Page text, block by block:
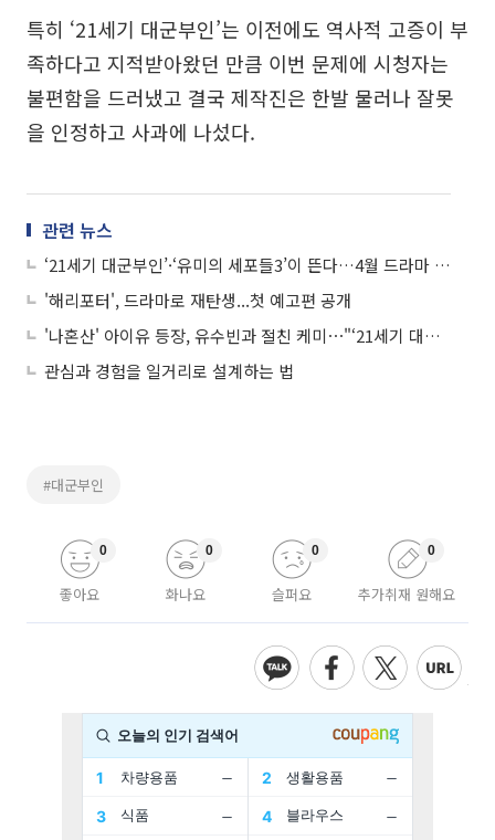
특히 ‘21세기 대군부인’는 이전에도 역사적 고증이 부
족하다고 지적받아왔던 만큼 이번 문제에 시청자는
불편함을 드러냈고 결국 제작진은 한발 물러나 잘못
을 인정하고 사과에 나섰다.
관련 뉴스
‘21세기 대군부인’·‘유미의 세포들3’이 뜬다…4월 드라마 라인업
'해리포터', 드라마로 재탄생...첫 예고편 공개
'나혼산' 아이유 등장, 유수빈과 절친 케미⋯"‘21세기 대군부인’으로 친분"
관심과 경험을 일거리로 설계하는 법
#대군부인
좋아요
0
화나요
0
슬퍼요
0
추가취재 원해요
0